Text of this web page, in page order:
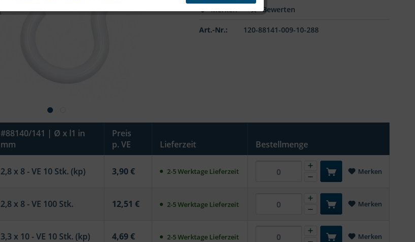
Merken Bewerten
Art.-Nr.: 120-88141-009-10-288
#88140/141 | Ø x l1 in
mm
Preis
p. VE
Lieferzeit Bestellmenge
2,8 x 8 - VE 10 Stk. (kp) 3,90 € 2-5 Werktage Lieferzeit Merken
2,8 x 8 - VE 100 Stk. 12,51 € 2-5 Werktage Lieferzeit Merken
3,3 x 10 - VE 10 Stk. (kp) 4,69 € 2-5 Werktage Lieferzeit Merken